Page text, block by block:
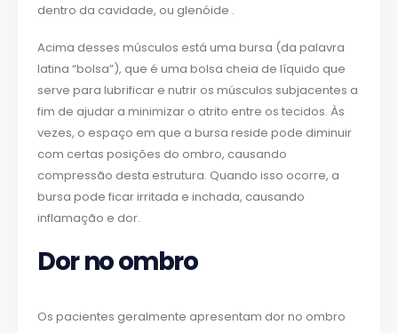
dentro da cavidade, ou glenóide .
Acima desses músculos está uma bursa (da palavra
latina “bolsa”), que é uma bolsa cheia de líquido que
serve para lubrificar e nutrir os músculos subjacentes a
fim de ajudar a minimizar o atrito entre os tecidos. Às
vezes, o espaço em que a bursa reside pode diminuir
com certas posições do ombro, causando
compressão desta estrutura. Quando isso ocorre, a
bursa pode ficar irritada e inchada, causando
inflamação e dor.
Dor no ombro
Os pacientes geralmente apresentam dor no ombro